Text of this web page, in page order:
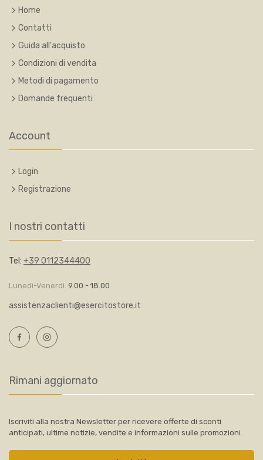
Home
Contatti
Guida all'acquisto
Condizioni di vendita
Metodi di pagamento
Domande frequenti
Account
Login
Registrazione
I nostri contatti
Tel: +39 0112344400
Lunedì-Venerdì: 9.00 - 18.00
assistenzaclienti@esercitostore.it
Rimani aggiornato
Iscriviti alla nostra Newsletter per ricevere offerte di sconti
anticipati, ultime notizie, vendite e informazioni sulle promozioni.